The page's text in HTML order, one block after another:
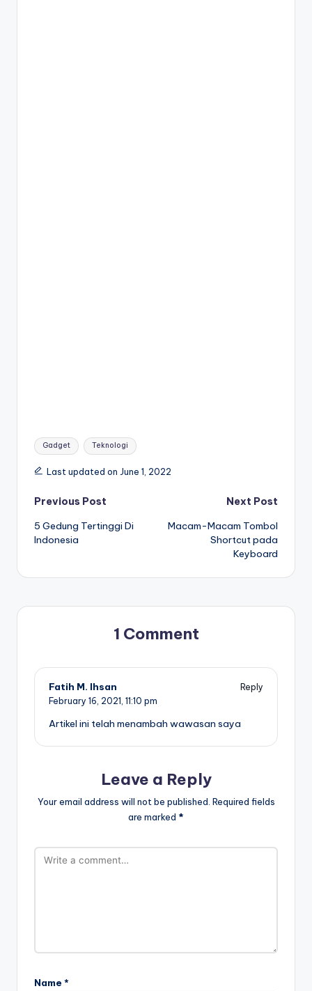
Tags:
Gadget Teknologi
Last updated on June 1, 2022
Post
navigation
Previous Post
5 Gedung Tertinggi Di
Indonesia
Next Post
Macam-Macam Tombol
Shortcut pada
Keyboard
1 Comment
Fatih M. Ihsan
Reply
February 16, 2021, 11:10 pm
Artikel ini telah menambah wawasan saya
Leave a Reply
Your email address will not be published. Required fields
are marked *
Name *